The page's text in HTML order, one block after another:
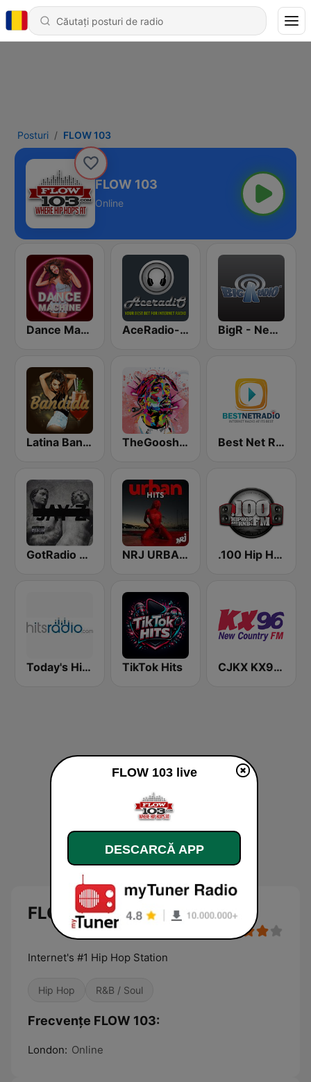
Posturi FLOW 103
FLOW 103
Online
Dance Machine AceRadio-Classic RnB BigR - New R&B Hits
Latina Bandida! TheGoosh Radio - R&B Best Net Radio - R&B
GotRadio - Hip Hop Stop NRJ URBAN HITS .100 Hip Hop and RNB.FM
Today's Hits Radio TikTok Hits CJKX KX96 New Country
FLOW 103
Internet's #1 Hip Hop Station
Hip Hop R&B / Soul
Frecvențe FLOW 103:
London: Online
FLOW 103 live
DESCARCĂ APP